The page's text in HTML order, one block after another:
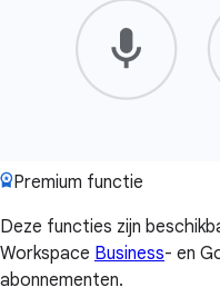
Premium functie
Deze functies zijn
Workspace Business- en
abonnementen.